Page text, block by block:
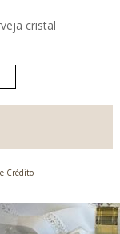
cristal
Crédito
Bancário e PIX